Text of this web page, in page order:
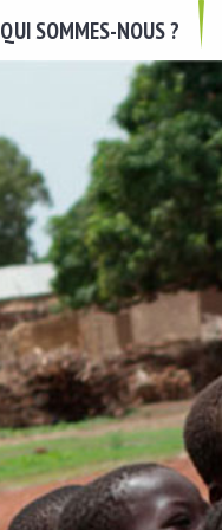
QUI SOMMES-NOUS ?